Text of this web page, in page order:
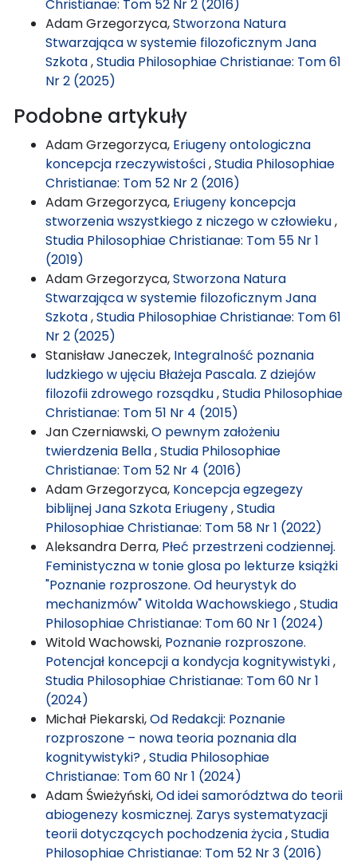
Christianae: Tom 52 Nr 2 (2016)
Adam Grzegorzyca,Stworzona Natura
Stwarzająca w systemie filozoficznym Jana
Szkota,Studia Philosophiae Christianae: Tom 61
Nr 2 (2025)
Podobne artykuły
Adam Grzegorzyca, Eriugeny ontologiczna
koncepcja rzeczywistości,Studia Philosophiae
Christianae: Tom 52 Nr 2 (2016)
Adam Grzegorzyca, Eriugeny koncepcja
stworzenia wszystkiego z niczego w człowieku,
Studia Philosophiae Christianae: Tom 55 Nr 1
(2019)
Adam Grzegorzyca,Stworzona Natura
Stwarzająca w systemie filozoficznym Jana
Szkota,Studia Philosophiae Christianae: Tom 61
Nr 2 (2025)
Stanisław Janeczek, Integralność poznania
ludzkiego w ujęciu Błażeja Pascala. Z dziejów
filozofii zdrowego rozsądku,Studia Philosophiae
Christianae: Tom 51 Nr 4 (2015)
Jan Czerniawski,O pewnym założeniu
twierdzenia Bella,Studia Philosophiae
Christianae: Tom 52 Nr 4 (2016)
Adam Grzegorzyca, Koncepcja egzegezy
biblijnej Jana Szkota Eriugeny,Studia
Philosophiae Christianae: Tom 58 Nr 1 (2022)
Aleksandra Derra, Płeć przestrzeni codziennej.
Feministyczna w tonie glosa po lekturze książki
"Poznanie rozproszone. Od heurystyk do
mechanizmów" Witolda Wachowskiego,Studia
Philosophiae Christianae: Tom 60 Nr 1 (2024)
Witold Wachowski, Poznanie rozproszone.
Potencjał koncepcji a kondycja kognitywistyki,
Studia Philosophiae Christianae: Tom 60 Nr 1
(2024)
Michał Piekarski,Od Redakcji: Poznanie
rozproszone – nowa teoria poznania dla
kognitywistyki?,Studia Philosophiae
Christianae: Tom 60 Nr 1 (2024)
Adam Świeżyński,Od idei samorództwa do teorii
abiogenezy kosmicznej. Zarys systematyzacji
teorii dotyczących pochodzenia życia,Studia
Philosophiae Christianae: Tom 52 Nr 3 (2016)